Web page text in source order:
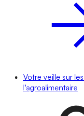
Votre veille sur
l'agroalimentaire